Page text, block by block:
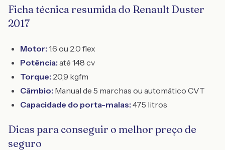
Ficha técnica resumida do Renault Duster
2017
Motor: 1.6 ou 2.0 flex
Potência: até 148 cv
Torque: 20,9 kgfm
Câmbio: Manual de 5 marchas ou automático CVT
Capacidade do porta-malas: 475 litros
Dicas para conseguir o melhor preço de
seguro